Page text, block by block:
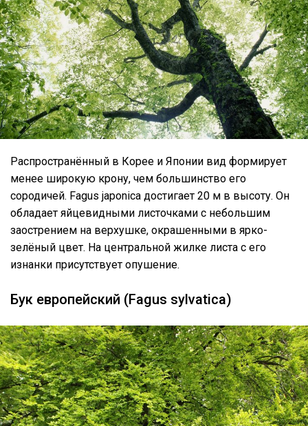
Распространённый в Корее и Японии вид формирует
менее широкую крону, чем большинство его
сородичей. Fagus japonica достигает 20 м в высоту. Он
обладает яйцевидными листочками с небольшим
заострением на верхушке, окрашенными в ярко-
зелёный цвет. На центральной жилке листа с его
изнанки присутствует опушение.
Бук европейский (Fagus sylvatica)